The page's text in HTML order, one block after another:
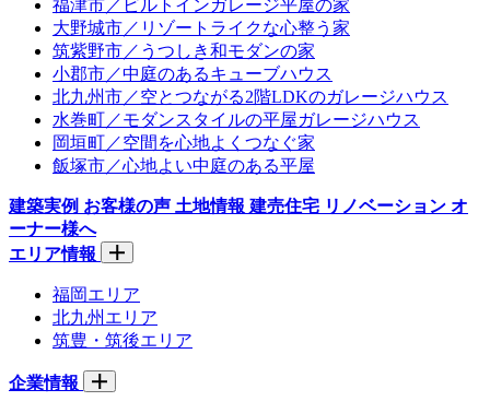
福津市／ビルトインガレージ平屋の家
大野城市／リゾートライクな心整う家
筑紫野市／うつしき和モダンの家
小郡市／中庭のあるキューブハウス
北九州市／空とつながる2階LDKのガレージハウス
水巻町／モダンスタイルの平屋ガレージハウス
岡垣町／空間を心地よくつなぐ家
飯塚市／心地よい中庭のある平屋
建築実例 お客様の声 土地情報 建売住宅 リノベーション オ
ーナー様へ
エリア情報
福岡エリア
北九州エリア
筑豊・筑後エリア
企業情報